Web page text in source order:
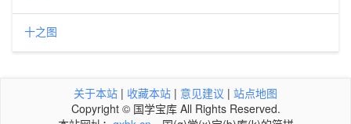
十之图
关于本站 | 收藏本站 | 意见建议 | 站点地图
Copyright © 国学宝库 All Rights Reserved.